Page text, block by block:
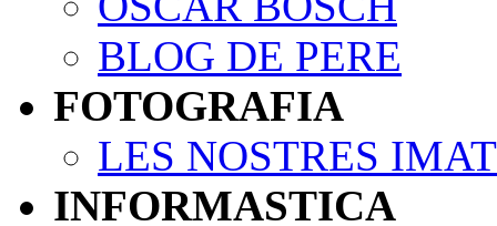
BLOG DE PERE
FOTOGRAFIA
LES NOSTRES
INFORMASTICA